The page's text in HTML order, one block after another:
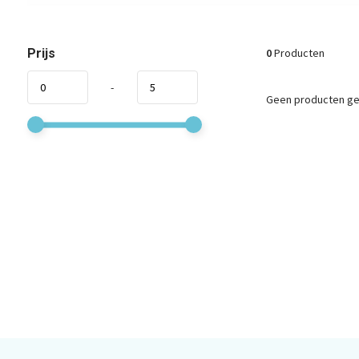
Prijs
-
0Producten
Geen producten